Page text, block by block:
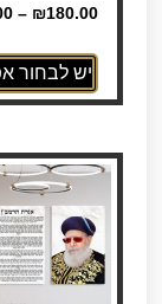
₪180.00
–
יש לבחור